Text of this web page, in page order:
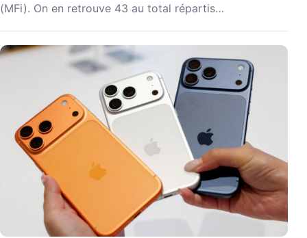
(MFi). On en retrouve 43 au total répartis…